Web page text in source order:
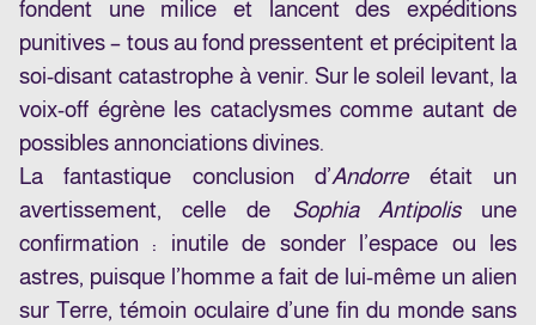
fondent une milice et lancent des expéditions
punitives – tous au fond pressentent et précipitent la
soi-disant catastrophe à venir. Sur le soleil levant, la
voix-off égrène les cataclysmes comme autant de
possibles annonciations divines.
La fantastique conclusion d’Andorreétait un
avertissement, celle de
Sophia Antipolisune
confirmation : inutile de sonder l’espace ou les
astres, puisque l’homme a fait de lui-même un alien
sur Terre, témoin oculaire d’une fin du monde sans